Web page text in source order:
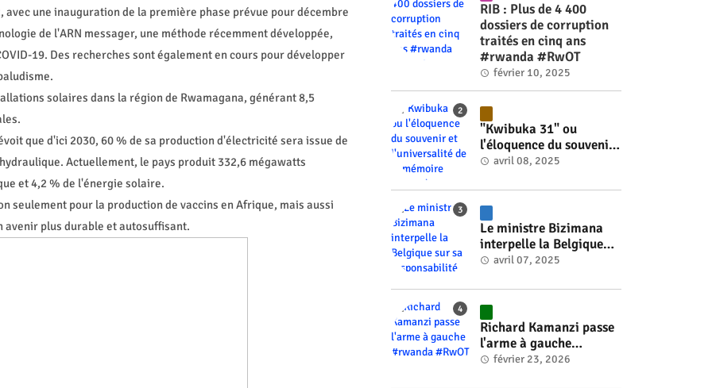
une inauguration de la première phase prévue pour décembre
de l'ARN messager, une méthode récemment développée,
19. Des recherches sont également en cours pour développer
solaires dans la région de Rwamagana, générant 8,5
que d'ici 2030, 60 % de sa production d'électricité sera issue de
Actuellement, le pays produit 332,6 mégawatts
et 4,2 % de l'énergie solaire.
seulement pour la production de vaccins en Afrique, mais aussi
avenir plus durable et autosuffisant.
RIB : Plus de 4 400
dossiers de corruption
traités en cinq ans
#rwanda #RwOT
février 10, 2025
"Kwibuka 31" ou
l'éloquence du souvenir
et l'universalité de la
#RwOT
avril 08, 2025
Le ministre Bizimana
interpelle la Belgique
sur sa responsabilité
génocide #rwanda
#RwOT
avril 07, 2025
Richard Kamanzi passe
l'arme à gauche
#rwanda #RwOT
février 23, 2026